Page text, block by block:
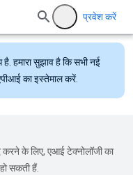
प्रवेश करें
है. हमारा सुझाव है कि सभी नई
का इस्तेमाल करें.
करने के लिए, एआई टेक्नोलॉजी का
सकती हैं.